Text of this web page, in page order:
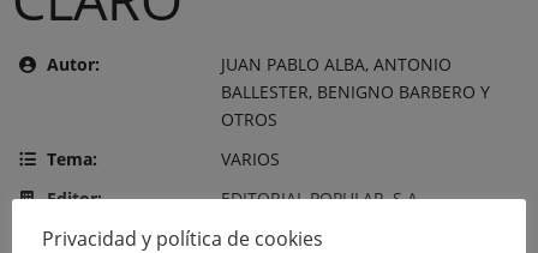
Autor:
JUAN PABLO ALBA, ANTONIO
BALLESTER, BENIGNO BARBERO Y
OTROS
Tema:
VARIOS
Editor:
EDITORIAL POPULAR, S.A.
Año de publicación:
7 de agosto de 1982
Privacidad y política de cookies